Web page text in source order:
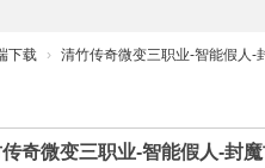
下载 › 清竹传奇微变三职业-智能假人-
奇微变三职业-智能假人-封